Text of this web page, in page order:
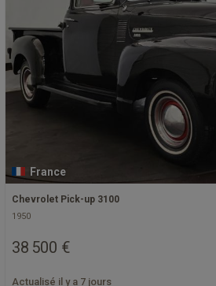
France
Chevrolet Pick-up 3100
1950
38 500 €
Actualisé il y a 7 jours